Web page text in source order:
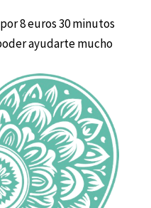
8 euros 30 minutos
ayudarte mucho